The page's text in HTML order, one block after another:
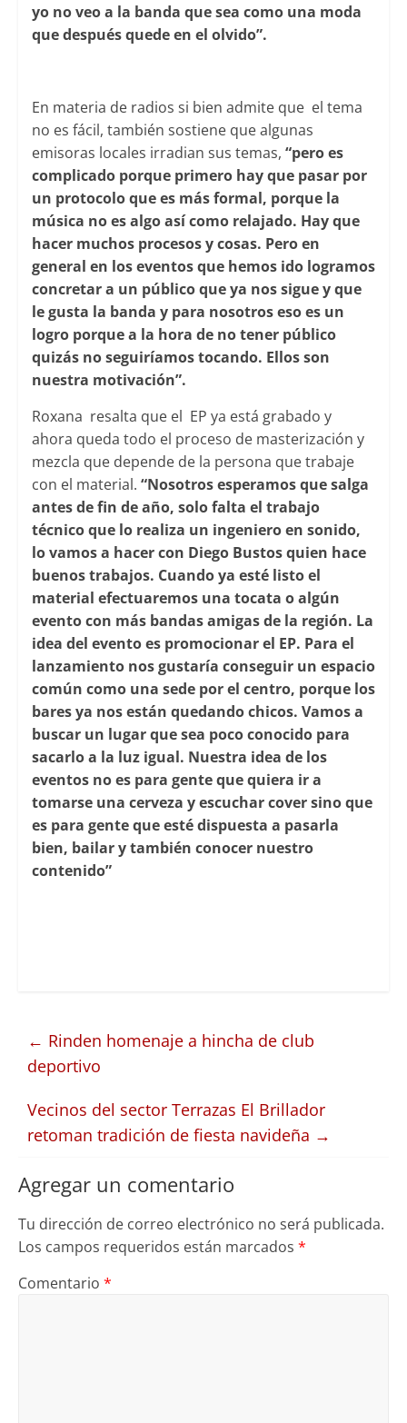
yo no veo a la banda que sea como una moda
que después quede en el olvido”.
En materia de radios si bien admite que el tema
no es fácil, también sostiene que algunas
emisoras locales irradian sus temas, “pero es
complicado porque primero hay que pasar por
un protocolo que es más formal, porque la
música no es algo así como relajado. Hay que
hacer muchos procesos y cosas. Pero en
general en los eventos que hemos ido logramos
concretar a un público que ya nos sigue y que
le gusta la banda y para nosotros eso es un
logro porque a la hora de no tener público
quizás no seguiríamos tocando. Ellos son
nuestra motivación”.
Roxana resalta que el EP ya está grabado y
ahora queda todo el proceso de masterización y
mezcla que depende de la persona que trabaje
con el material. “Nosotros esperamos que salga
antes de fin de año, solo falta el trabajo
técnico que lo realiza un ingeniero en sonido,
lo vamos a hacer con Diego Bustos quien hace
buenos trabajos. Cuando ya esté listo el
material efectuaremos una tocata o algún
evento con más bandas amigas de la región. La
idea del evento es promocionar el EP. Para el
lanzamiento nos gustaría conseguir un espacio
común como una sede por el centro, porque los
bares ya nos están quedando chicos. Vamos a
buscar un lugar que sea poco conocido para
sacarlo a la luz igual. Nuestra idea de los
eventos no es para gente que quiera ir a
tomarse una cerveza y escuchar cover sino que
es para gente que esté dispuesta a pasarla
bien, bailar y también conocer nuestro
contenido”
← Rinden homenaje a hincha de club
deportivo
Vecinos del sector Terrazas El Brillador
retoman tradición de fiesta navideña →
Agregar un comentario
Tu dirección de correo electrónico no será publicada.
Los campos requeridos están marcados *
Comentario *